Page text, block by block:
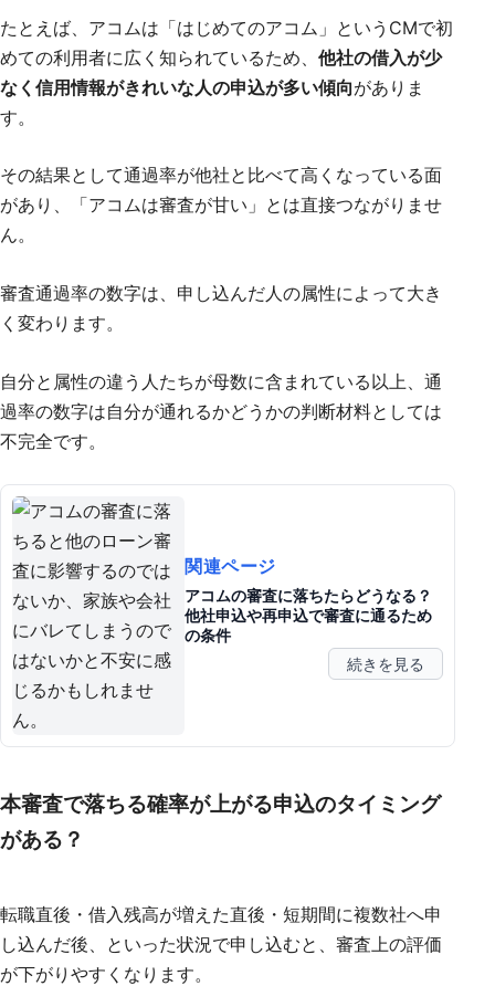
たとえば、アコムは「はじめてのアコム」というCMで初
めての利用者に広く知られているため、 他社の借入が少
なく信用情報がきれいな人の申込が多い傾向がありま
す。
その結果として通過率が他社と比べて高くなっている面
があり、「アコムは審査が甘い」とは直接つながりませ
ん。
審査通過率の数字は、申し込んだ人の属性によって大き
く変わります。
自分と属性の違う人たちが母数に含まれている以上、通
過率の数字は自分が通れるかどうかの判断材料としては
不完全です。
関連ページ
アコムの審査に落ちたらどうなる？
他社申込や再申込で審査に通るため
の条件
続きを見る
本審査で落ちる確率が上がる申込のタイミング
がある？
転職直後・借入残高が増えた直後・短期間に複数社へ申
し込んだ後、といった状況で申し込むと、審査上の評価
が下がりやすくなります。